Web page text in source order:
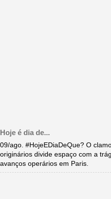
Hoje é dia de...
09/ago. #HojeEDiaDeQue? O
originários divide espaço com a
avanços operários em Paris.